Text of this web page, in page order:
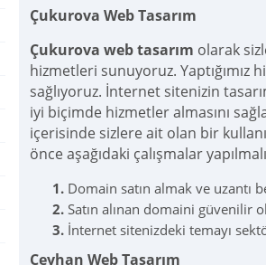
Çukurova Web Tasarım
Çukurova web tasarım olarak
hizmetleri sunuyoruz. Yaptığımız
sağlıyoruz. İnternet sitenizin
iyi biçimde hizmetler almasını
içerisinde sizlere ait olan bir
önce aşağıdaki çalışmalar
Domain satın almak ve uzantı
Satın alınan domaini güvenilir
İnternet sitenizdeki temayı
Ceyhan Web Tasarım